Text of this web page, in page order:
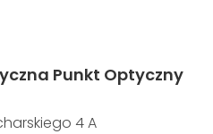
Punkt Optyczny
4 A